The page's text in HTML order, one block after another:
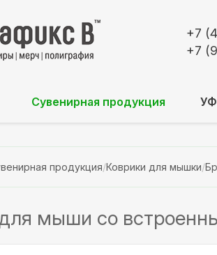
+7
+7
Сувенирная продукция УФ
продукция/Коврики для мышки/
мыши со